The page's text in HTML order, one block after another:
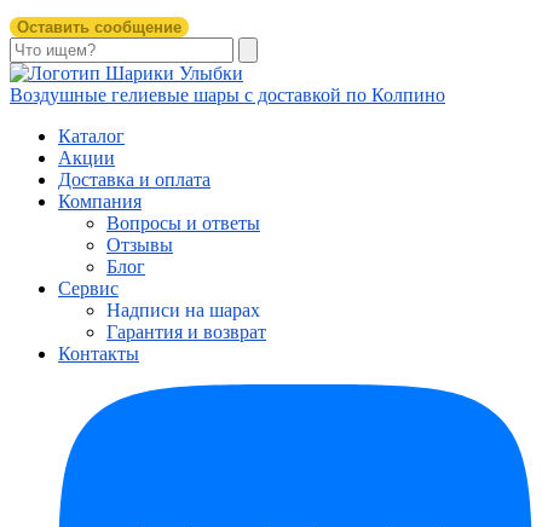
Оставить сообщение
Воздушные гелиевые шары с доставкой по Колпино
Каталог
Акции
Доставка и оплата
Компания
Вопросы и ответы
Отзывы
Блог
Сервис
Надписи на шарах
Гарантия и возврат
Контакты